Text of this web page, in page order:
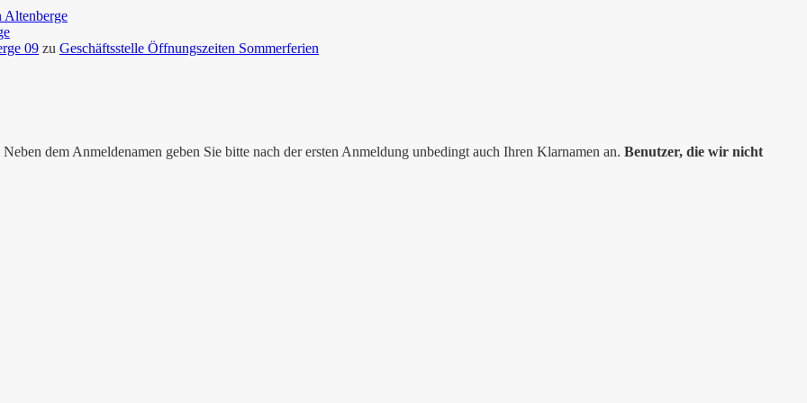
Altenberge
09 zu Geschäftsstelle Öffnungszeiten Sommerferien
dem Anmeldenamen geben Sie bitte nach der ersten Anmeldung unbedingt auch Ihren Klarnamen an. Benutzer, die wir nicht